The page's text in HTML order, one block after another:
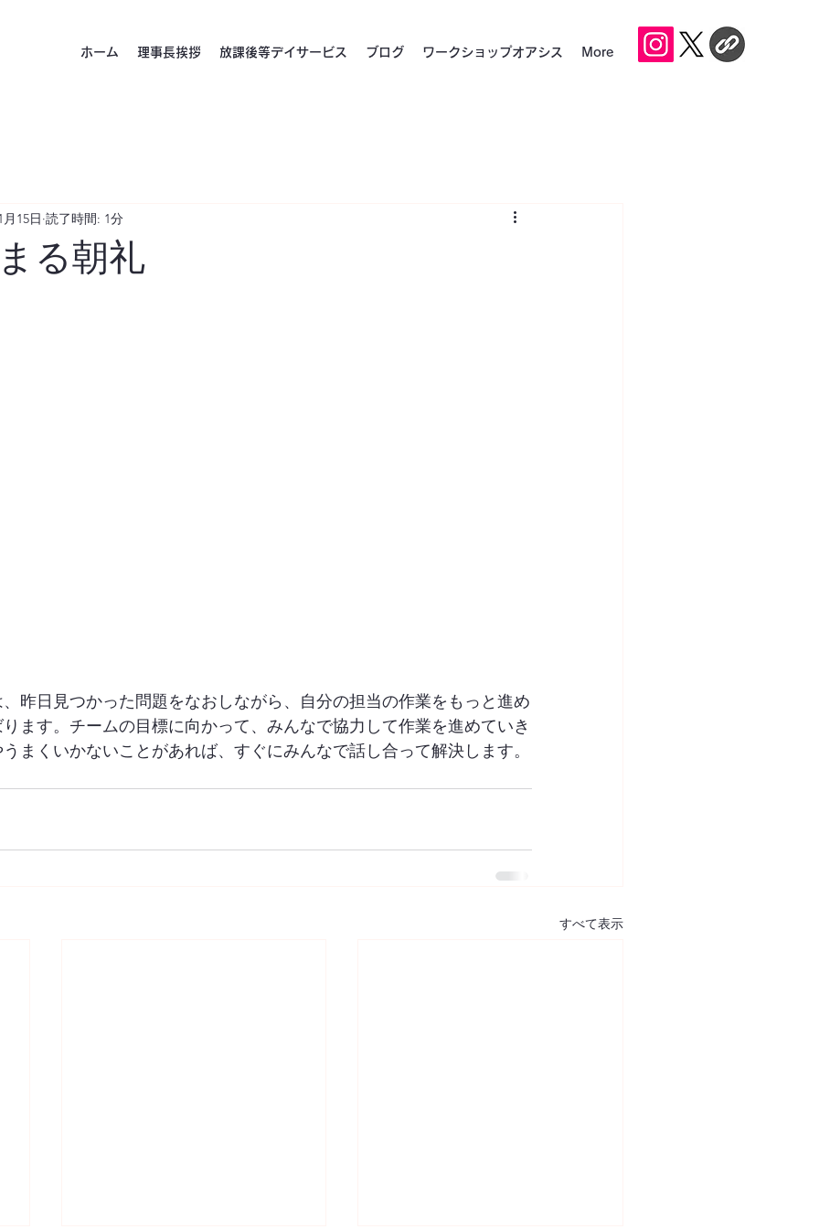
ホーム 理事長挨拶 放課後等デイサービス ブログ ワークショップオアシス More
る朝礼
月15日 読了時間: 1分
昨日見つかった問題をなおしながら、自分の担当の作業をもっと進め
ます。チームの目標に向かって、みんなで協力して作業を進めていき
まくいかないことがあれば、すぐにみんなで話し合って解決します。
すべて表示